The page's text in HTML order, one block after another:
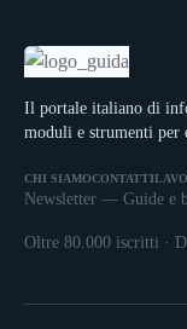
Il portale italiano di
moduli e strumenti
CHI SIAMOCONTATTI
Newsletter — Guide e
Oltre 80.000 iscritti ·